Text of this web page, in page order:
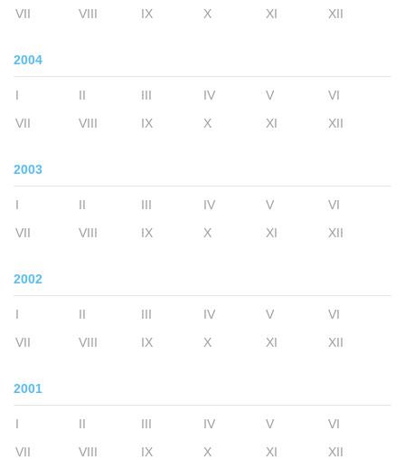
VII
VIII IX X XI XII
2004
I II III IV V
VI
VII
VIII IX X XI XII
2003
I II III IV V
VI
VII
VIII IX X XI XII
2002
I II III IV V
VI
VII
VIII IX X XI XII
2001
I II III IV V
VI
VII
VIII IX X XI XII